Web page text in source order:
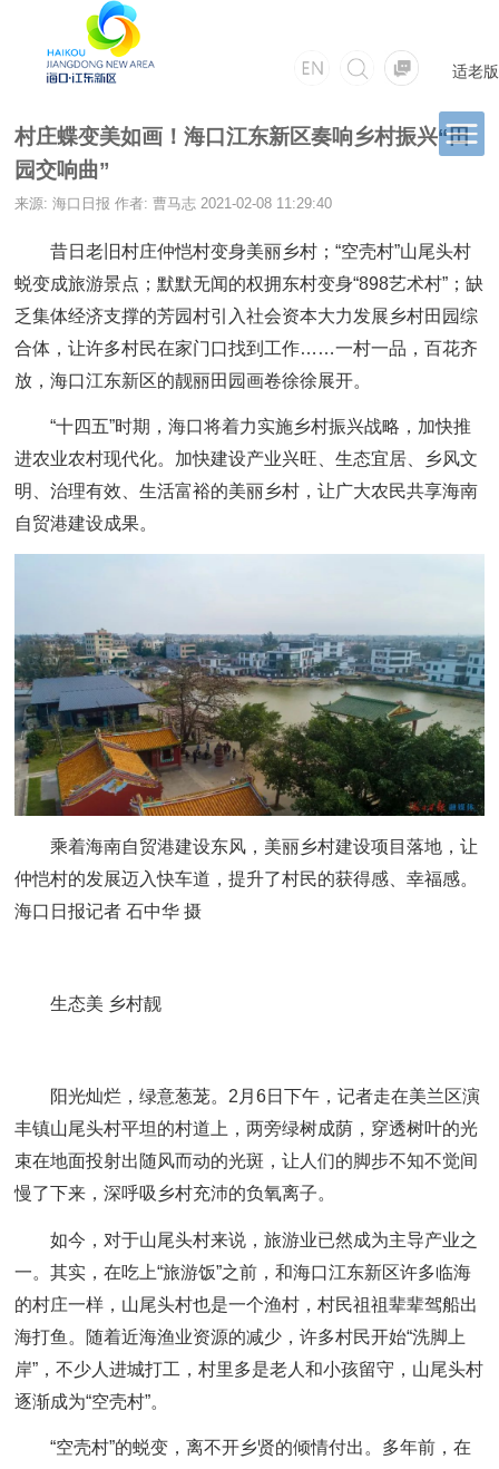
适老版
村庄蝶变美如画！海口江东新区奏响乡村振兴“田
园交响曲”
来源: 海口日报 作者: 曹马志 2021-02-08 11:29:40
昔日老旧村庄仲恺村变身美丽乡村；“空壳村”山尾头村
蜕变成旅游景点；默默无闻的权拥东村变身“898艺术村”；缺
乏集体经济支撑的芳园村引入社会资本大力发展乡村田园综
合体，让许多村民在家门口找到工作……一村一品，百花齐
放，海口江东新区的靓丽田园画卷徐徐展开。
“十四五”时期，海口将着力实施乡村振兴战略，加快推
进农业农村现代化。加快建设产业兴旺、生态宜居、乡风文
明、治理有效、生活富裕的美丽乡村，让广大农民共享海南
自贸港建设成果。
乘着海南自贸港建设东风，美丽乡村建设项目落地，让
仲恺村的发展迈入快车道，提升了村民的获得感、幸福感。
海口日报记者 石中华 摄
生态美 乡村靓
阳光灿烂，绿意葱茏。2月6日下午，记者走在美兰区演
丰镇山尾头村平坦的村道上，两旁绿树成荫，穿透树叶的光
束在地面投射出随风而动的光斑，让人们的脚步不知不觉间
慢了下来，深呼吸乡村充沛的负氧离子。
如今，对于山尾头村来说，旅游业已然成为主导产业之
一。其实，在吃上“旅游饭”之前，和海口江东新区许多临海
的村庄一样，山尾头村也是一个渔村，村民祖祖辈辈驾船出
海打鱼。随着近海渔业资源的减少，许多村民开始“洗脚上
岸”，不少人进城打工，村里多是老人和小孩留守，山尾头村
逐渐成为“空壳村”。
“空壳村”的蜕变，离不开乡贤的倾情付出。多年前，在